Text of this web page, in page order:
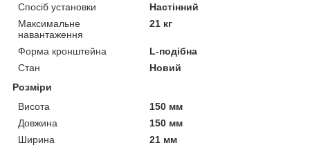
Спосіб установки
Настінний
Максимальне
навантаження
21 кг
Форма кронштейна
L-подібна
Стан
Новий
Розміри
Висота
150 мм
Довжина
150 мм
Ширина
21 мм